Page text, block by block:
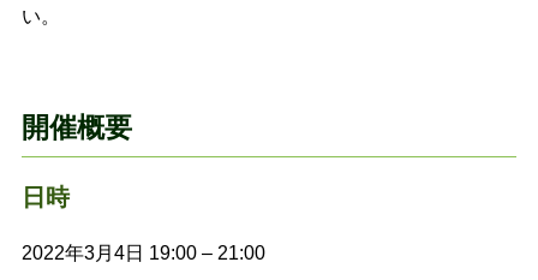
い。
開催概要
日時
2022年3月4日 19:00 – 21:00